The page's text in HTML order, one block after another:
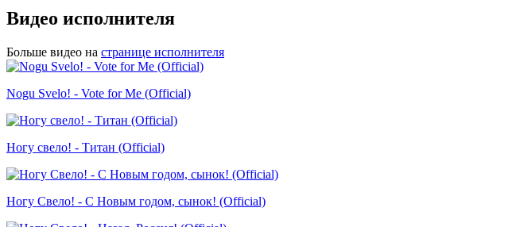
Видео исполнителя
Больше видео на странице исполнителя
Nogu Svelo! - Vote for Me (Official)
Ногу свело! - Титан (Official)
Ногу Свело! - С Новым годом, сынок! (Official)